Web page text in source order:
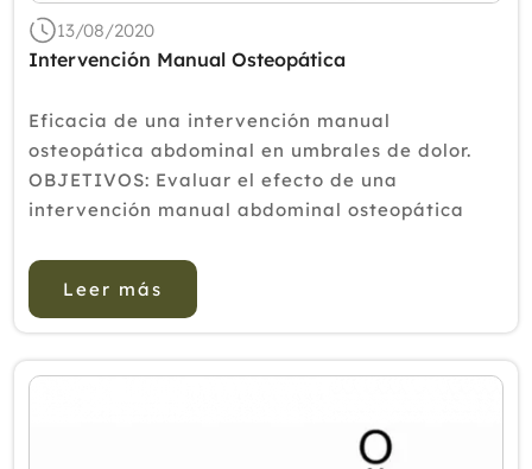
13/08/2020
Intervención Manual Osteopática
Eficacia de una intervención manual
osteopática abdominal en umbrales de dolor.
OBJETIVOS: Evaluar el efecto de una
intervención manual abdominal osteopática
(PPT), la movilidad, la flexibilidad de la cadera
y l...Leer más